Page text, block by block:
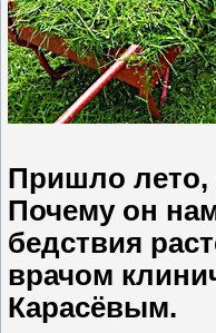
Пришло лето,
Почему он
бедствия
врачом
Карасёвым.